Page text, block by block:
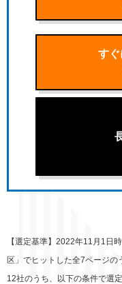
すぐ
【選定基準】2022年11月1
区」でヒットした全7ページの
12社のうち、以下の条件で選定